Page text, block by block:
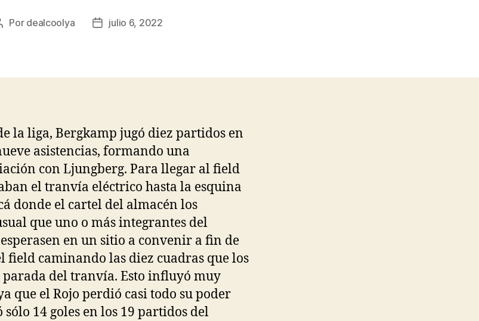
Por dealcoolya
Fechajulio 6, 2022
la liga, Bergkamp jugó diez partidos en
asistencias, formando una
con Ljungberg. Para llegar al field
el tranvía eléctrico hasta la esquina
donde el cartel del almacén los
que uno o más integrantes del
en un sitio a convenir a fin de
field caminando las diez cuadras que los
parada del tranvía. Esto influyó muy
que el Rojo perdió casi todo su poder
14 goles en los 19 partidos del